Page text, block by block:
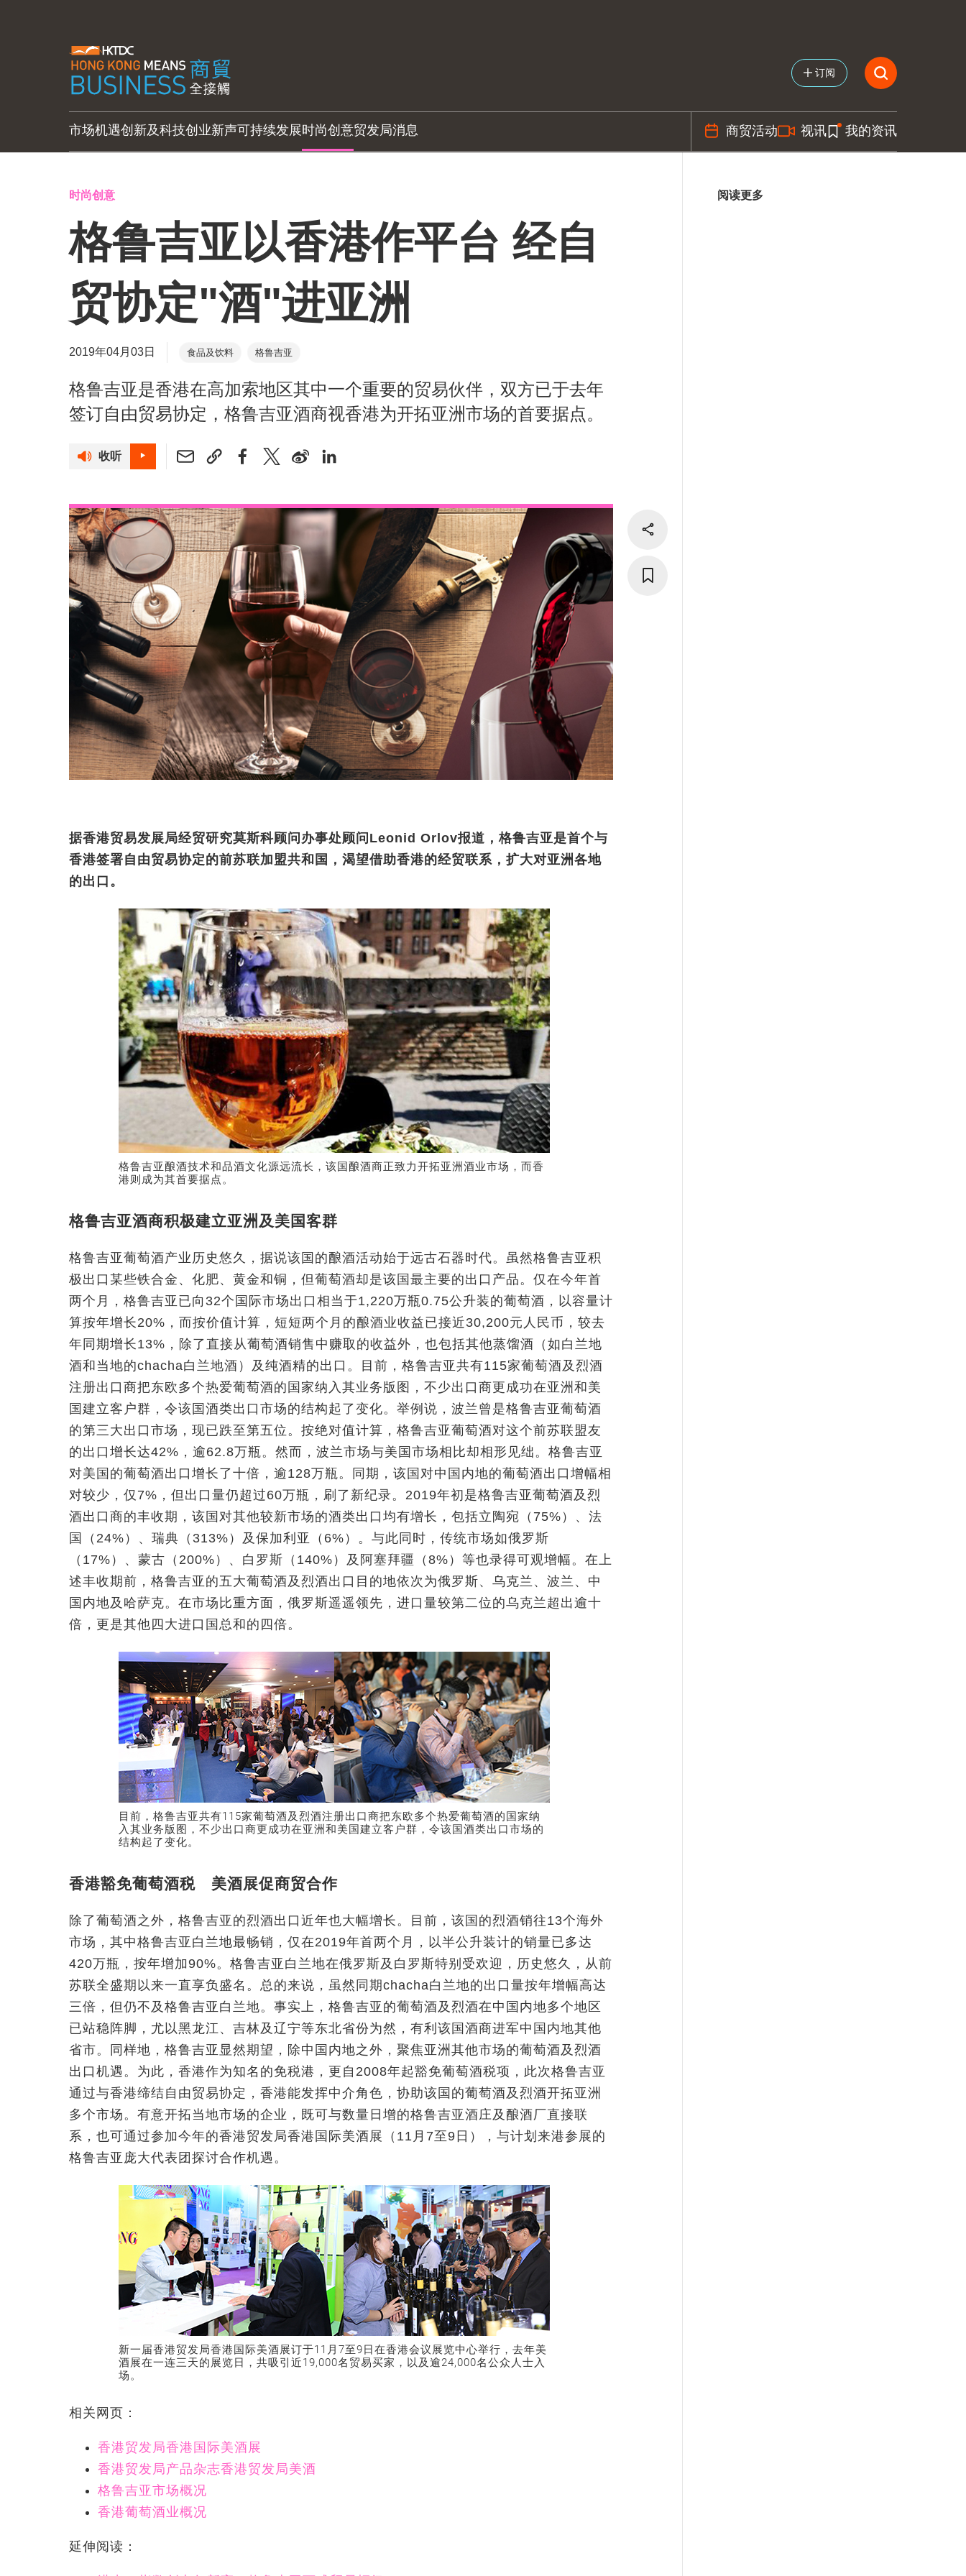
订阅
市场机遇创新及科技创业新声可持续发展时尚创意贸发局消息 商贸活动 视讯 我的资讯
时尚创意
格鲁吉亚以香港作平台 经自
贸协定"酒"进亚洲
2019年04月03日 食品及饮料 格鲁吉亚
格鲁吉亚是香港在高加索地区其中一个重要的贸易伙伴，双方已于去年
签订自由贸易协定，格鲁吉亚酒商视香港为开拓亚洲市场的首要据点。
收听
据香港贸易发展局经贸研究莫斯科顾问办事处顾问Leonid Orlov报道，格鲁吉亚是首个与
香港签署自由贸易协定的前苏联加盟共和国，渴望借助香港的经贸联系，扩大对亚洲各地
的出口。
格鲁吉亚酿酒技术和品酒文化源远流长，该国酿酒商正致力开拓亚洲酒业市场，而香
港则成为其首要据点。
格鲁吉亚酒商积极建立亚洲及美国客群
格鲁吉亚葡萄酒产业历史悠久，据说该国的酿酒活动始于远古石器时代。虽然格鲁吉亚积
极出口某些铁合金、化肥、黄金和铜，但葡萄酒却是该国最主要的出口产品。仅在今年首
两个月，格鲁吉亚已向32个国际市场出口相当于1,220万瓶0.75公升装的葡萄酒，以容量计
算按年增长20%，而按价值计算，短短两个月的酿酒业收益已接近30,200元人民币，较去
年同期增长13%，除了直接从葡萄酒销售中赚取的收益外，也包括其他蒸馏酒（如白兰地
酒和当地的chacha白兰地酒）及纯酒精的出口。目前，格鲁吉亚共有115家葡萄酒及烈酒
注册出口商把东欧多个热爱葡萄酒的国家纳入其业务版图，不少出口商更成功在亚洲和美
国建立客户群，令该国酒类出口市场的结构起了变化。举例说，波兰曾是格鲁吉亚葡萄酒
的第三大出口市场，现已跌至第五位。按绝对值计算，格鲁吉亚葡萄酒对这个前苏联盟友
的出口增长达42%，逾62.8万瓶。然而，波兰市场与美国市场相比却相形见绌。格鲁吉亚
对美国的葡萄酒出口增长了十倍，逾128万瓶。同期，该国对中国内地的葡萄酒出口增幅相
对较少，仅7%，但出口量仍超过60万瓶，刷了新纪录。2019年初是格鲁吉亚葡萄酒及烈
酒出口商的丰收期，该国对其他较新市场的酒类出口均有增长，包括立陶宛（75%）、法
国（24%）、瑞典（313%）及保加利亚（6%）。与此同时，传统市场如俄罗斯
（17%）、蒙古（200%）、白罗斯（140%）及阿塞拜疆（8%）等也录得可观增幅。在上
述丰收期前，格鲁吉亚的五大葡萄酒及烈酒出口目的地依次为俄罗斯、乌克兰、波兰、中
国内地及哈萨克。在市场比重方面，俄罗斯遥遥领先，进口量较第二位的乌克兰超出逾十
倍，更是其他四大进口国总和的四倍。
目前，格鲁吉亚共有115家葡萄酒及烈酒注册出口商把东欧多个热爱葡萄酒的国家纳
入其业务版图，不少出口商更成功在亚洲和美国建立客户群，令该国酒类出口市场的
结构起了变化。
香港豁免葡萄酒税 美酒展促商贸合作
除了葡萄酒之外，格鲁吉亚的烈酒出口近年也大幅增长。目前，该国的烈酒销往13个海外
市场，其中格鲁吉亚白兰地最畅销，仅在2019年首两个月，以半公升装计的销量已多达
420万瓶，按年增加90%。格鲁吉亚白兰地在俄罗斯及白罗斯特别受欢迎，历史悠久，从前
苏联全盛期以来一直享负盛名。总的来说，虽然同期chacha白兰地的出口量按年增幅高达
三倍，但仍不及格鲁吉亚白兰地。事实上，格鲁吉亚的葡萄酒及烈酒在中国内地多个地区
已站稳阵脚，尤以黑龙江、吉林及辽宁等东北省份为然，有利该国酒商进军中国内地其他
省市。同样地，格鲁吉亚显然期望，除中国内地之外，聚焦亚洲其他市场的葡萄酒及烈酒
出口机遇。为此，香港作为知名的免税港，更自2008年起豁免葡萄酒税项，此次格鲁吉亚
通过与香港缔结自由贸易协定，香港能发挥中介角色，协助该国的葡萄酒及烈酒开拓亚洲
多个市场。有意开拓当地市场的企业，既可与数量日增的格鲁吉亚酒庄及酿酒厂直接联
系，也可通过参加今年的香港贸发局香港国际美酒展（11月7至9日），与计划来港参展的
格鲁吉亚庞大代表团探讨合作机遇。
新一届香港贸发局香港国际美酒展订于11月7至9日在香港会议展览中心举行，去年美
酒展在一连三天的展览日，共吸引近19,000名贸易买家，以及逾24,000名公众人士入
场。
相关网页：
香港贸发局香港国际美酒展
香港贸发局产品杂志香港贸发局美酒
格鲁吉亚市场概况
香港葡萄酒业概况
延伸阅读：
阅读更多